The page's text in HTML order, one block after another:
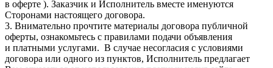
в оферте ). Заказчик и Исполнитель вместе именуются
Сторонами настоящего договора.
3. Внимательно прочтите материалы договора публичной
оферты, ознакомьтесь с правилами подачи объявления
и платными услугами. В случае несогласия с условиями
договора или одного из пунктов, Исполнитель предлагает